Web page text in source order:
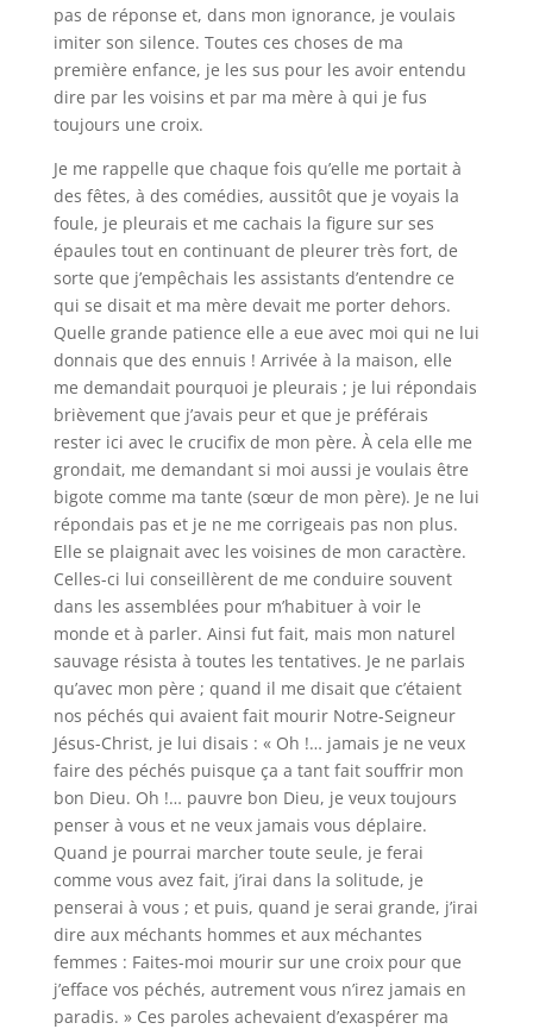
pas de réponse et, dans mon ignorance, je voulais
imiter son silence. Toutes ces choses de ma
première enfance, je les sus pour les avoir entendu
dire par les voisins et par ma mère à qui je fus
toujours une croix.
Je me rappelle que chaque fois qu’elle me portait à
des fêtes, à des comédies, aussitôt que je voyais la
foule, je pleurais et me cachais la figure sur ses
épaules tout en continuant de pleurer très fort, de
sorte que j’empêchais les assistants d’entendre ce
qui se disait et ma mère devait me porter dehors.
Quelle grande patience elle a eue avec moi qui ne lui
donnais que des ennuis ! Arrivée à la maison, elle
me demandait pourquoi je pleurais ; je lui répondais
brièvement que j’avais peur et que je préférais
rester ici avec le crucifix de mon père. À cela elle me
grondait, me demandant si moi aussi je voulais être
bigote comme ma tante (sœur de mon père). Je ne lui
répondais pas et je ne me corrigeais pas non plus.
Elle se plaignait avec les voisines de mon caractère.
Celles-ci lui conseillèrent de me conduire souvent
dans les assemblées pour m’habituer à voir le
monde et à parler. Ainsi fut fait, mais mon naturel
sauvage résista à toutes les tentatives. Je ne parlais
qu’avec mon père ; quand il me disait que c’étaient
nos péchés qui avaient fait mourir Notre-Seigneur
Jésus-Christ, je lui disais : « Oh !… jamais je ne veux
faire des péchés puisque ça a tant fait souffrir mon
bon Dieu. Oh !… pauvre bon Dieu, je veux toujours
penser à vous et ne veux jamais vous déplaire.
Quand je pourrai marcher toute seule, je ferai
comme vous avez fait, j’irai dans la solitude, je
penserai à vous ; et puis, quand je serai grande, j’irai
dire aux méchants hommes et aux méchantes
femmes : Faites-moi mourir sur une croix pour que
j’efface vos péchés, autrement vous n’irez jamais en
paradis. » Ces paroles achevaient d’exaspérer ma